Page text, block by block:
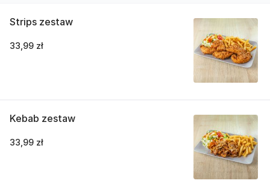
Strips zestaw
33,99 zł
Kebab zestaw
33,99 zł